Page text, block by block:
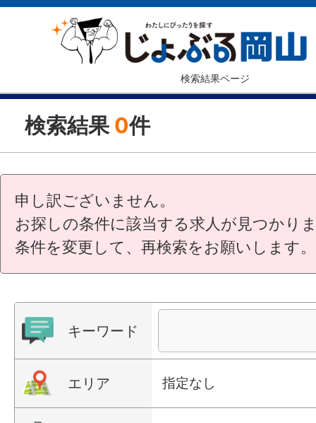
検索結果ページ
検索結果 0件
申し訳ございません。
お探しの条件に該当する求人が見つかり
条件を変更して、再検索をお願いします。
キーワード
エリア 指定なし